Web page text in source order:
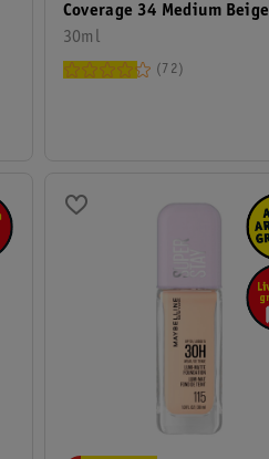
Coverage 34 Medium Beige
30ml
72